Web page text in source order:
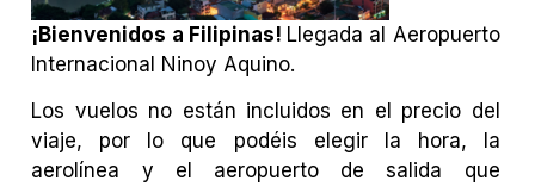
¡Bienvenidos a Filipinas! Llegada al Aeropuerto
Internacional Ninoy Aquino.
Los vuelos no están incluidos en el precio del
viaje, por lo que podéis elegir la hora, la
aerolínea y el aeropuerto de salida que